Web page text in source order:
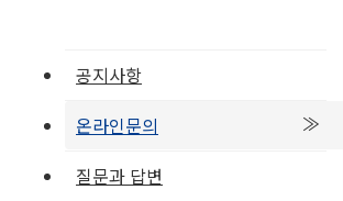
공지사항
온라인문의
질문과 답변